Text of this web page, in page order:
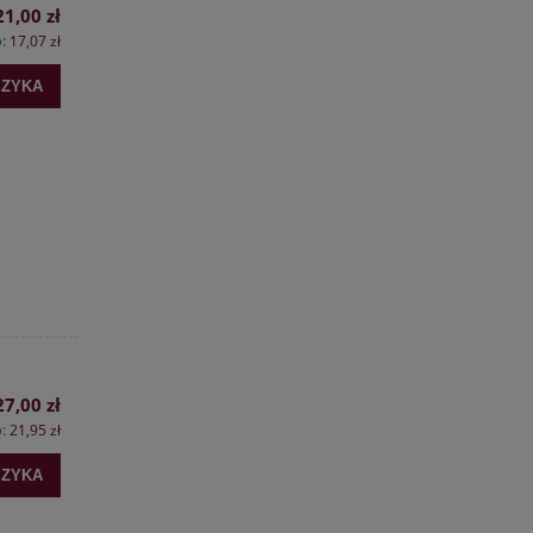
zł
17,07 zł
zł
21,95 zł